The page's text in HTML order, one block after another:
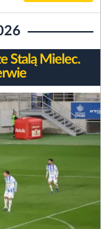
Stalą Mielec.